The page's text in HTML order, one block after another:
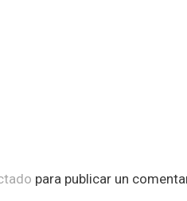
para publicar un